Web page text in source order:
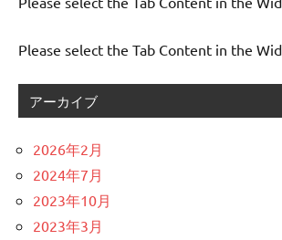
Please select the Tab Content in the
アーカイブ
2026年2月
2024年7月
2023年10月
2023年3月